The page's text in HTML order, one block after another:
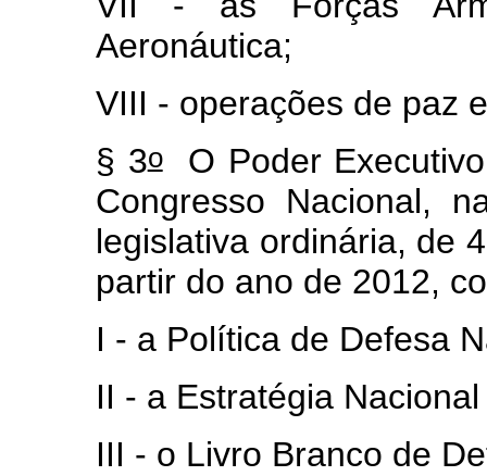
Aeronáutica;
VIII - operações de paz
§ 3oO Poder Executivo
Congresso Nacional,
legislativa ordinária, de
partir do ano de 2012,
I - a Política de Defesa
II - a Estratégia
III - o Livro Branco de